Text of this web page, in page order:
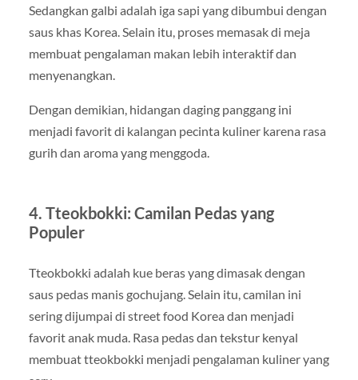
Sedangkan galbi adalah iga sapi yang dibumbui dengan
saus khas Korea. Selain itu, proses memasak di meja
membuat pengalaman makan lebih interaktif dan
menyenangkan.
Dengan demikian, hidangan daging panggang ini
menjadi favorit di kalangan pecinta kuliner karena rasa
gurih dan aroma yang menggoda.
4. Tteokbokki: Camilan Pedas yang
Populer
Tteokbokki adalah kue beras yang dimasak dengan
saus pedas manis gochujang. Selain itu, camilan ini
sering dijumpai di street food Korea dan menjadi
favorit anak muda. Rasa pedas dan tekstur kenyal
membuat tteokbokki menjadi pengalaman kuliner yang